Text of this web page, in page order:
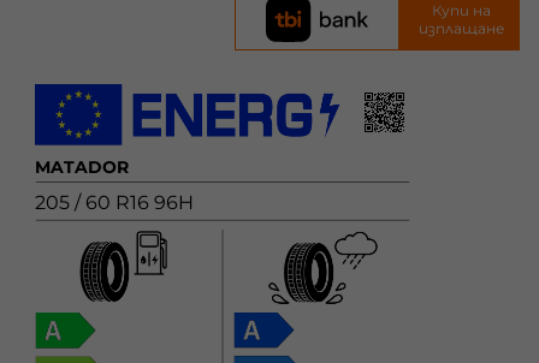
Купи на
изплащане
MATADOR
205 / 60 R16 96H